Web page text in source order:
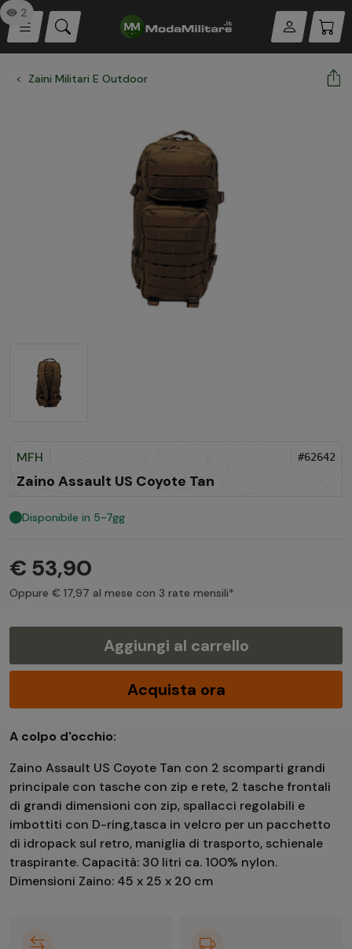
Zaini Militari E Outdoor
2
MFH #62642
Zaino Assault US Coyote Tan
Disponibile in 5-7gg
€ 53,90
Oppure € 17,97 al mese con 3 rate mensili*
Aggiungi al carrello
Acquista ora
A colpo d'occhio:
Zaino Assault US Coyote Tan con 2 scomparti grandi
principale con tasche con zip e rete, 2 tasche frontali
di grandi dimensioni con zip, spallacci regolabili e
imbottiti con D-ring,tasca in velcro per un pacchetto
di idropack sul retro, maniglia di trasporto, schienale
traspirante. Capacità: 30 litri ca. 100% nylon.
Dimensioni Zaino: 45 x 25 x 20 cm